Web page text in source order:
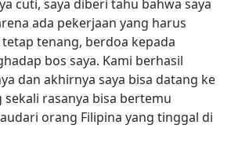
cuti, saya diberi tahu bahwa saya
ada pekerjaan yang harus
tetap tenang, berdoa kepada
bos saya. Kami berhasil
dan akhirnya saya bisa datang ke
sekali rasanya bisa bertemu
orang Filipina yang tinggal di